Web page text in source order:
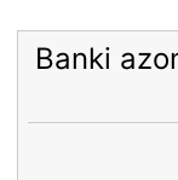
Banki